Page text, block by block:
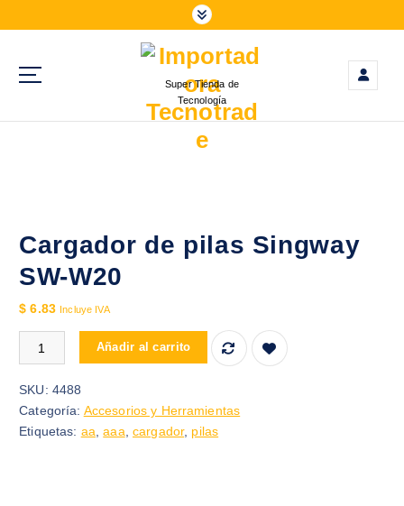
a
Super Tienda de
Tecnología
Cargador de pilas Singway
SW-W20
$ 6.83 Incluye IVA
Cargador de pilas Singway SW-W20 cantidad
Añadir al carrito
SKU: 4488
Categoría: Accesorios y Herramientas
Etiquetas: aa,aaa, cargador, pilas